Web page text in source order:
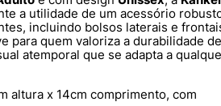
a utilidade de um acessório
incluindo bolsos laterais e
para quem valoriza a durabilidade de
atemporal que se adapta a
altura x 14cm comprimento, com